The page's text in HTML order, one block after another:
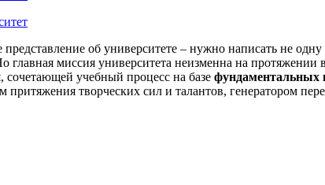
об университете – нужно написать не одну
миссия университета неизменна на протяжении
сочетающей учебный процесс на базе фундаментальных
творческих сил и талантов, генератором